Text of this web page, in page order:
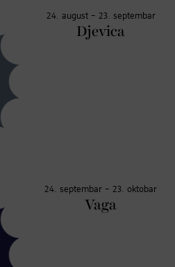
24. august – 23. septembar
Djevica
24. septembar – 23. oktobar
Vaga